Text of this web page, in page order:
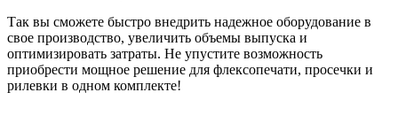
Так вы сможете быстро внедрить надежное оборудование в
свое производство, увеличить объемы выпуска и
оптимизировать затраты. Не упустите возможность
приобрести мощное решение для флексопечати, просечки и
рилевки в одном комплекте!